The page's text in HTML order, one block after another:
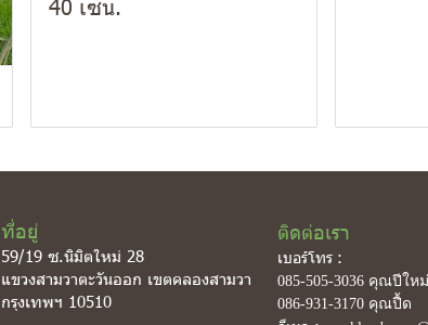
ที่อยู่
59/19 ซ.นิมิตใหม่ 28
แขวงสามวาตะวันออก เขตคลองสามวา
กรุงเทพฯ 10510
ติดต่อเรา
เบอร์โทร :
085-505-3036 คุณปีให
086-931-3170 คุณปื้ด